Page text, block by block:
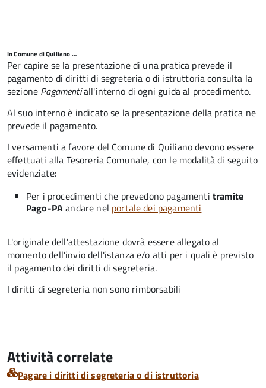
In Comune di Quiliano …
Per capire se la presentazione di una pratica prevede il
pagamento di diritti di segreteria o di istruttoria consulta la
sezione Pagamentiall'interno di ogni guida al procedimento.
Al suo interno è indicato se la presentazione della pratica ne
prevede il pagamento.
I versamenti a favore del Comune di Quiliano devono essere
effettuati alla Tesoreria Comunale, con le modalità di seguito
evidenziate:
Per i procedimenti che prevedono pagamenti tramite
Pago-PAandare nel portale dei pagamenti
L'originale dell'attestazione dovrà essere allegato al
momento dell'invio dell'istanza e/o atti per i quali è previsto
il pagamento dei diritti di segreteria.
I diritti di segreteria non sono rimborsabili
Attività correlate
Pagare i diritti di segreteria o di istruttoria